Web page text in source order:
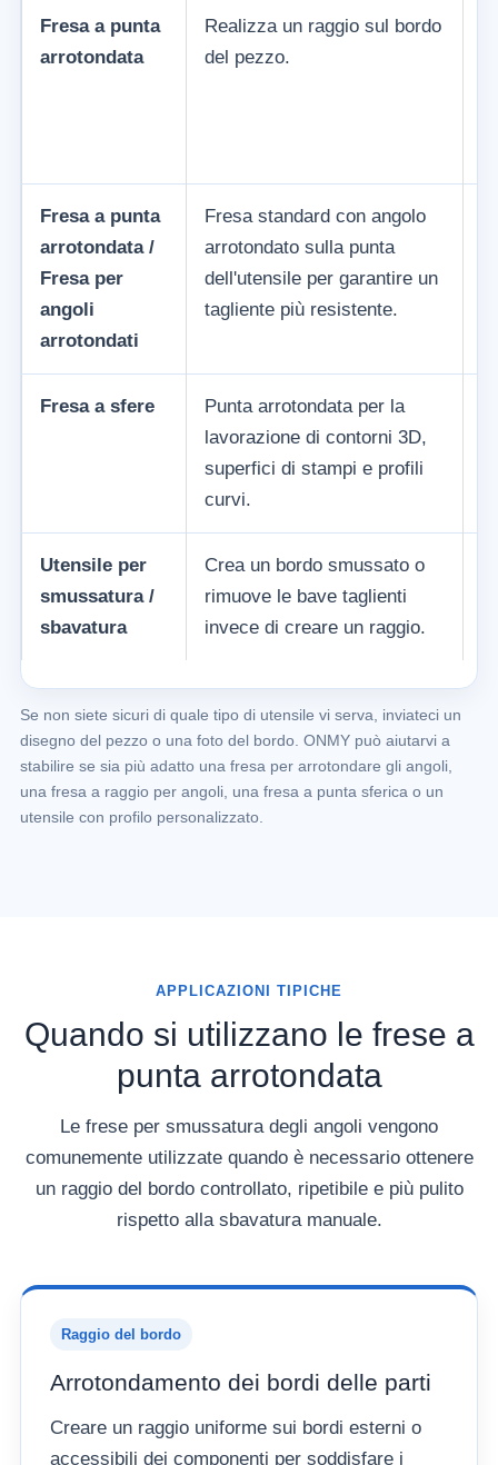
Fresa a punta
arrotondata
Realizza un raggio sul bordo
del pezzo.
Fresa a punta
arrotondata /
Fresa per
angoli
arrotondati
Fresa standard con angolo
arrotondato sulla punta
dell'utensile per garantire un
tagliente più resistente.
Fresa a sfere
Punta arrotondata per la
lavorazione di contorni 3D,
superfici di stampi e profili
curvi.
Utensile per
smussatura /
sbavatura
Crea un bordo smussato o
rimuove le bave taglienti
invece di creare un raggio.
Se non siete sicuri di quale tipo di utensile vi serva, inviateci un
disegno del pezzo o una foto del bordo. ONMY può aiutarvi a
stabilire se sia più adatto una fresa per arrotondare gli angoli,
una fresa a raggio per angoli, una fresa a punta sferica o un
utensile con profilo personalizzato.
APPLICAZIONI TIPICHE
Quando si utilizzano le frese a
punta arrotondata
Le frese per smussatura degli angoli vengono
comunemente utilizzate quando è necessario ottenere
un raggio del bordo controllato, ripetibile e più pulito
rispetto alla sbavatura manuale.
Raggio del bordo
Arrotondamento dei bordi delle parti
Creare un raggio uniforme sui bordi esterni o
accessibili dei componenti per soddisfare i